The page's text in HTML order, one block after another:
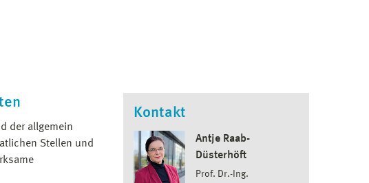
der allgemein
Stellen und
Kontakt
Antje Raab-
Düsterhöft
Prof. Dr.-Ing.